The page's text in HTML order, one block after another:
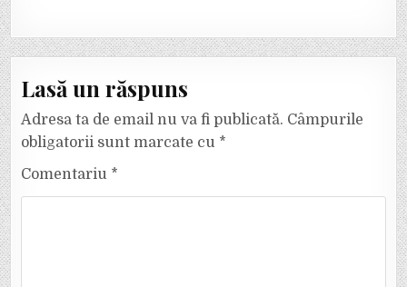
Lasă un răspuns
Adresa ta de email nu va fi publicată. Câmpurile
obligatorii sunt marcate cu *
Comentariu *